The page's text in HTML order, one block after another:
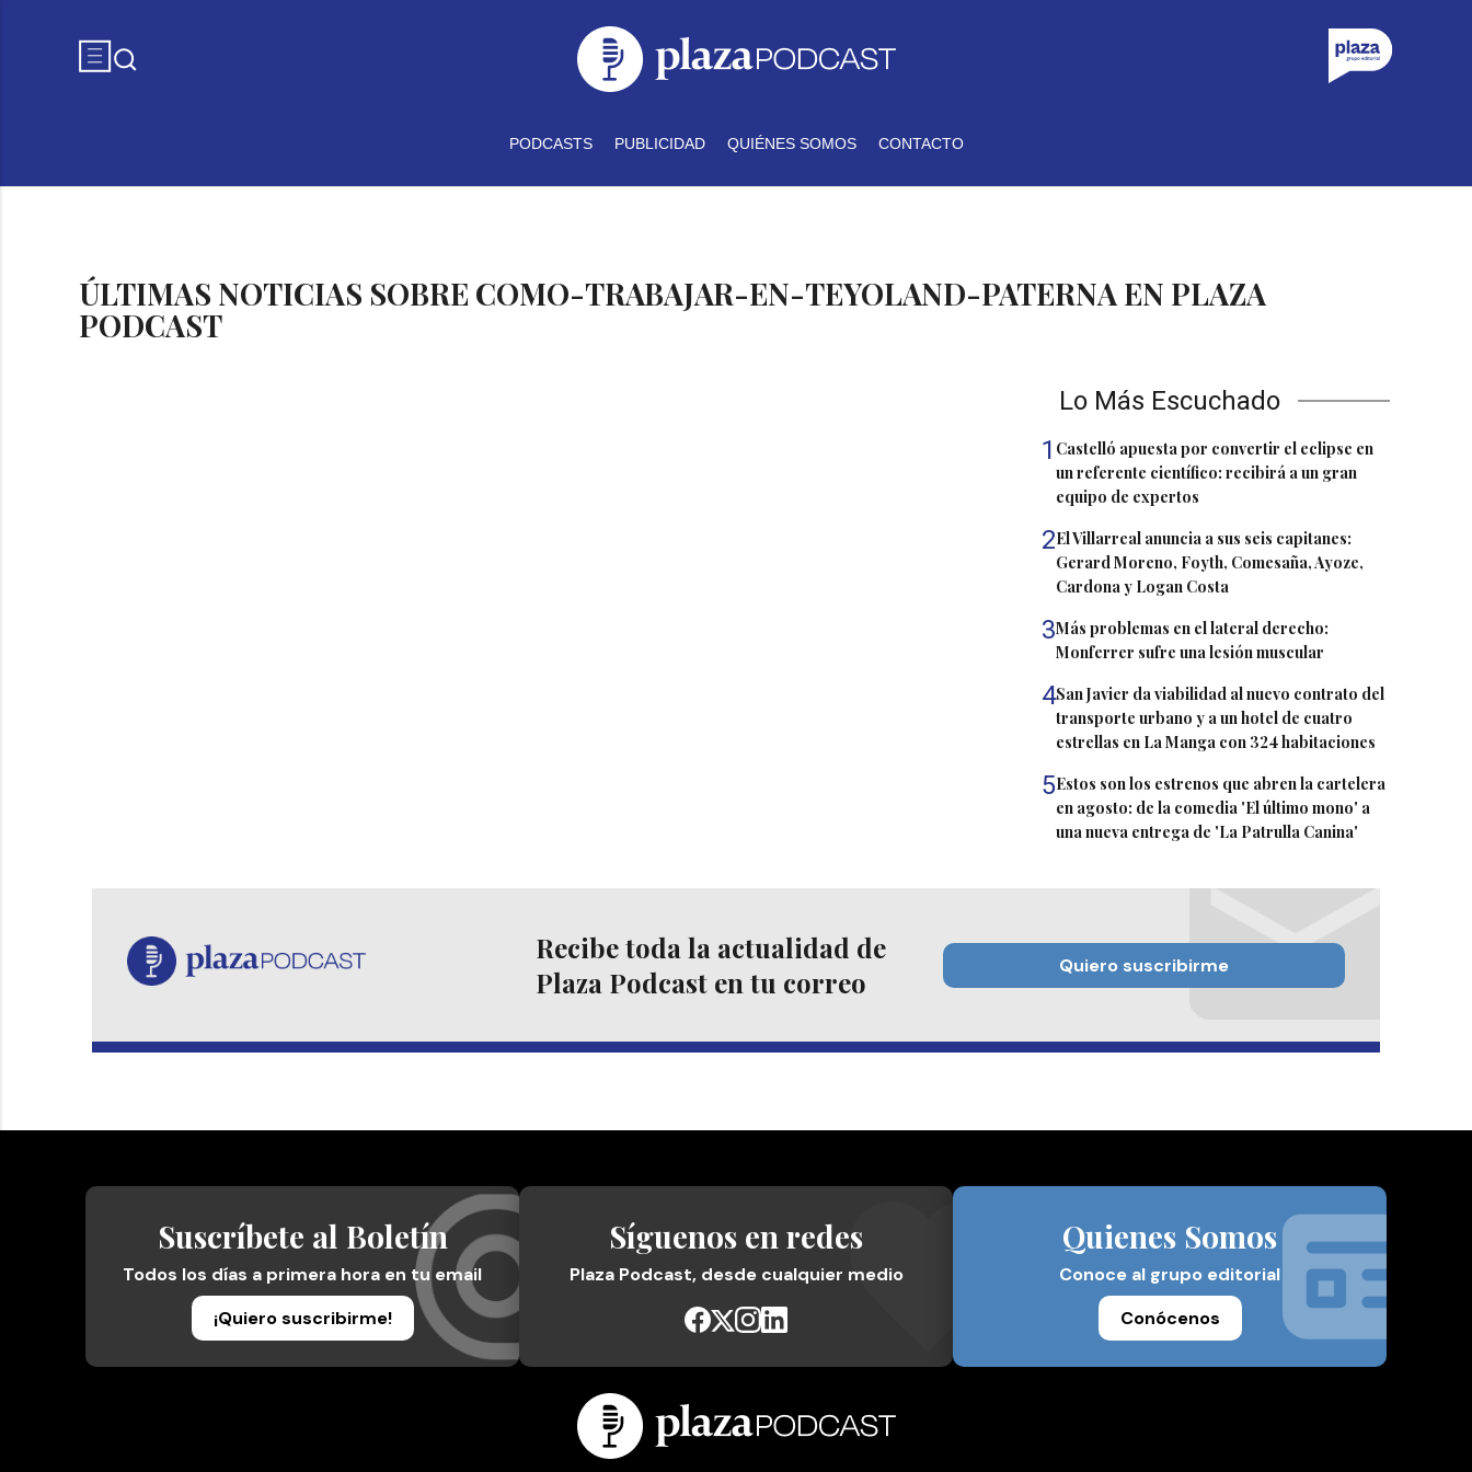
PODCASTS PUBLICIDAD QUIÉNES SOMOS CONTACTO
ÚLTIMAS NOTICIAS SOBRE COMO-TRABAJAR-EN-TEYOLAND-PATERNA EN PLAZA
PODCAST
Lo Más Escuchado
1 Castelló apuesta por convertir el eclipse en
un referente científico: recibirá a un gran
equipo de expertos
2El Villarreal anuncia a sus seis capitanes:
Gerard Moreno, Foyth, Comesaña, Ayoze,
Cardona y Logan Costa
3Más problemas en el lateral derecho:
Monferrer sufre una lesión muscular
4San Javier da viabilidad al nuevo contrato del
transporte urbano y a un hotel de cuatro
estrellas en La Manga con 324 habitaciones
5Estos son los estrenos que abren la cartelera
en agosto: de la comedia 'El último mono' a
una nueva entrega de 'La Patrulla Canina'
Recibe toda la actualidad de
Plaza Podcast en tu correo
Quiero suscribirme
Suscríbete al Boletín
Todos los días a primera hora en tu email
¡Quiero suscribirme!
Síguenos en redes
Plaza Podcast, desde cualquier medio
Quienes Somos
Conoce al grupo editorial
Conócenos